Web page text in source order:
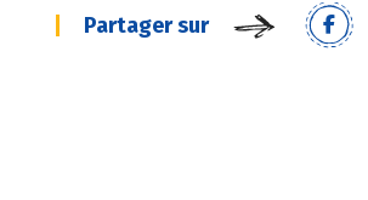
Partager sur